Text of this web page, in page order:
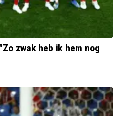
zwak heb ik hem nog